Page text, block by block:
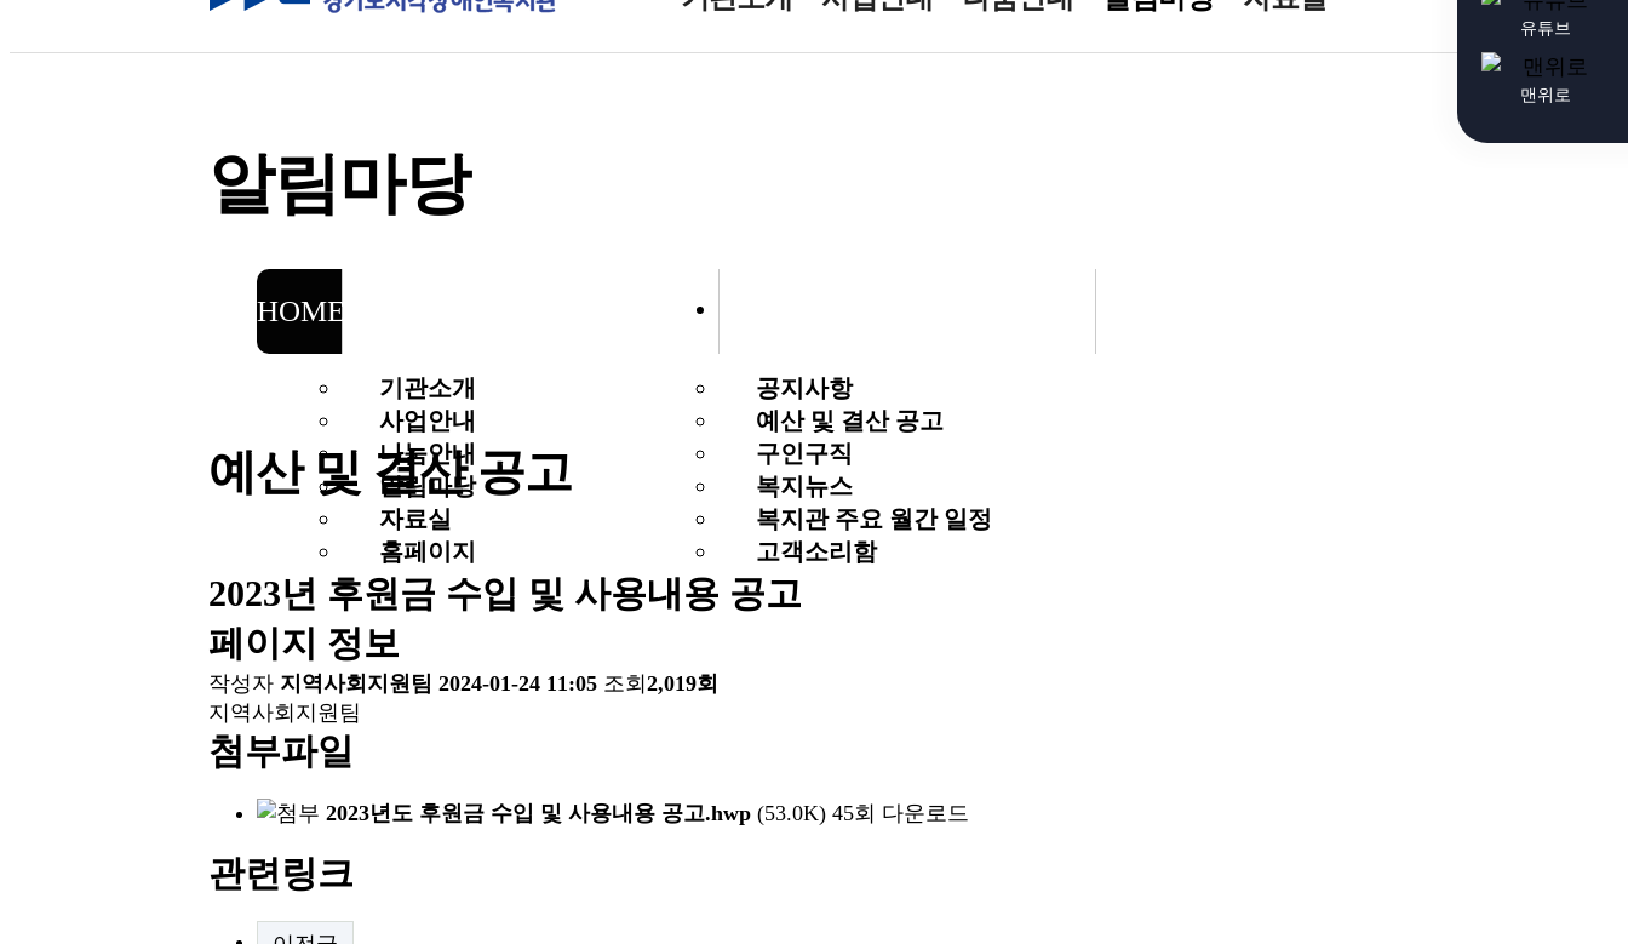
유튜브
맨위로
알림마당
HOME
기관소개
사업안내
나눔안내
알림마당
자료실
홈페이지
공지사항
예산 및 결산 공고
구인구직
복지뉴스
복지관 주요 월간 일정
고객소리함
예산 및 결산 공고
2023년 후원금 수입 및 사용내용 공고
페이지 정보
작성자 지역사회지원팀 2024-01-24 11:05 조회 2,019회
지역사회지원팀
첨부파일
2023년도 후원금 수입 및 사용내용 공고.hwp (53.0K) 45회 다운로드
관련링크